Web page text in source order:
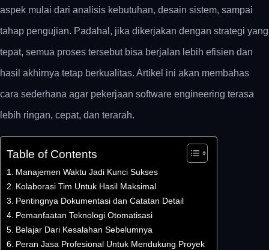
aspek mulai dari analisis kebutuhan, desain sistem, sampai
tahap pengujian. Padahal, jika dikerjakan dengan strategi yang
tepat, semua proses tersebut bisa berjalan lebih efisien dan
hasil akhirnya tetap berkualitas. Artikel ini akan membahas
cara sederhana agar pekerjaan software engineering terasa
lebih ringan, cepat, dan terarah.
Table of Contents
Manajemen Waktu Jadi Kunci Sukses
Kolaborasi Tim Untuk Hasil Maksimal
Pentingnya Dokumentasi dan Catatan Detail
Pemanfaatan Teknologi Otomatisasi
Belajar Dari Kesalahan Sebelumnya
Peran Jasa Profesional Untuk Mendukung Proyek